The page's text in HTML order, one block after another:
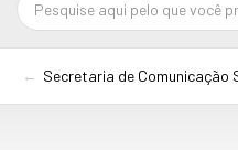
Secretaria de Comunicação